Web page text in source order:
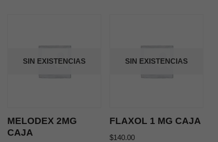
SIN EXISTENCIAS
MELODEX 2MG
CAJA
SIN EXISTENCIAS
FLAXOL 1 MG CAJA
$140.00